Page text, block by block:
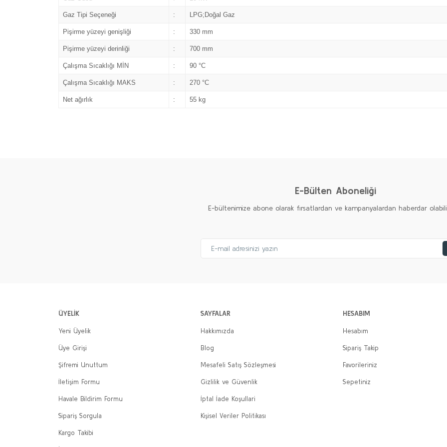
Gaz Tipi Seçeneği : LPG;Doğal Gaz
Pişirme yüzeyi genişliği : 330 mm
Pişirme yüzeyi derinliği : 700 mm
Çalışma Sıcaklığı MİN : 90 °C
Çalışma Sıcaklığı MAKS : 270 °C
Net ağırlık : 55 kg
E-Bülten Aboneliği
E-bültenimize abone olarak fırsatlardan ve kampanyalardan haberdar
ÜYELİK
Yeni Üyelik
Üye Girişi
Şifremi Unuttum
İletişim Formu
Havale Bildirim Formu
Sipariş Sorgula
Kargo Takibi
SAYFALAR
Hakkımızda
Blog
Mesafeli Satış Sözleşmesi
Gizlilik ve Güvenlik
İptal İade Koşullari
Kişisel Veriler Politikası
HESABIM
Hesabım
Sipariş Takip
Favorileriniz
Sepetiniz